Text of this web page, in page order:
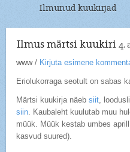
Ilmunud kuukirjad
Ilmus märtsi kuukiri4.
www/ Kirjuta esimene
Eriolukorraga seotult on sabas
Märtsi kuukirja näebsiit ,
siin . Kaubaleht kuulutab muu
müük. Müük kestab umbes
kasvud suured).